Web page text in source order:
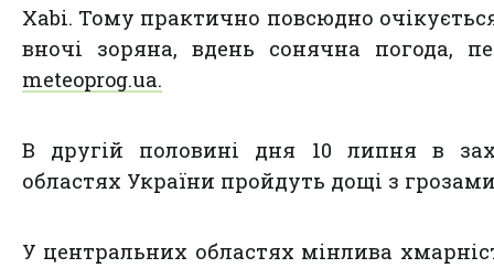
Xabi. Тому практично повсюдно
вночі зоряна, вдень сонячна погода,
meteoprog.ua.
В другій половині дня 10 липня в
областях України пройдуть дощі з
У центральних областях мінлива